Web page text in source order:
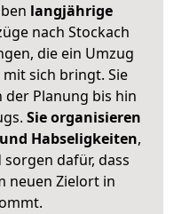
langjährige
nach Stockach
die ein Umzug
sich bringt. Sie
der Planung bis hin
Sie organisieren
Habseligkeiten,
dafür, dass
neuen Zielort in